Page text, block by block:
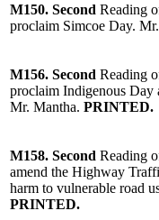
M150. Second Reading
proclaim Simcoe Day.
M156. Second Reading
proclaim Indigenous Day
Mr. Mantha. PRINTED.
M158. Second Reading
amend the Highway
harm to vulnerable road
PRINTED.